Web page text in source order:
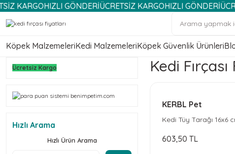
HIZLI GÖNDERİÜCRETSİZ KARGOHIZLI GÖNDERİÜCRETSİZ
Köpek MalzemeleriKedi MalzemeleriKöpek Güvenlik Ürünleri
Ücretsiz Kargo
Hızlı Arama
Hızlı Ürün Arama
Kedi
KERBL Pet
Kedi Tüy Tarağı 16x6
603,50 TL